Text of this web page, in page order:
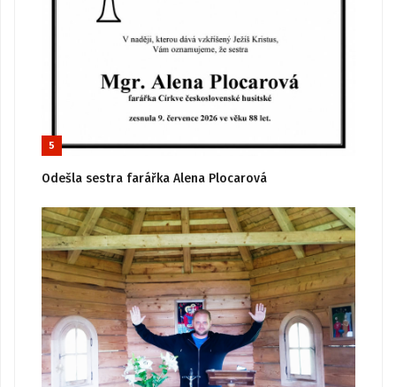
5
Odešla sestra farářka Alena Plocarová